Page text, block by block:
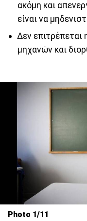
ακόμη και
είναι να
Δεν επιτρέπεται
μηχανών και
Photo 1/11